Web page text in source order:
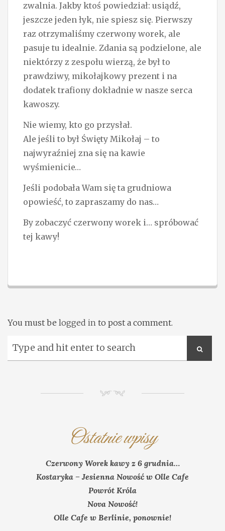
zwalnia. Jakby ktoś powiedział: usiądź,
jeszcze jeden łyk, nie spiesz się. Pierwszy
raz otrzymaliśmy czerwony worek, ale
pasuje tu idealnie. Zdania są podzielone, ale
niektórzy z zespołu wierzą, że był to
prawdziwy, mikołajkowy prezent i na
dodatek trafiony dokładnie w nasze serca
kawoszy.
Nie wiemy, kto go przysłał.
Ale jeśli to był Święty Mikołaj – to
najwyraźniej zna się na kawie
wyśmienicie…
Jeśli podobała Wam się ta grudniowa
opowieść, to zapraszamy do nas…
By zobaczyć czerwony worek i… spróbować
tej kawy!
You must be logged in to post a comment.
NM
Ostatnie wpisy
Czerwony Worek kawy z 6 grudnia…
Kostaryka – Jesienna Nowość w Olle Cafe
Powrót Króla
Nova Nowość!
Olle Cafe w Berlinie, ponownie!